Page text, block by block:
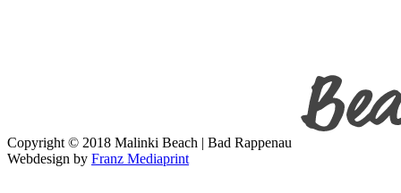
Copyright © 2018 Malinki Beach | Bad Rappenau
Webdesign by Franz Mediaprint